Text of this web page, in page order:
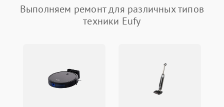
Выполняем ремонт для различных типов
техники Eufy